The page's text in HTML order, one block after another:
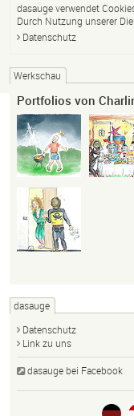
dasauge verwendet
Durch Nutzung unserer
Datenschutz
Werkschau
Portfolios von
dasauge
Datenschutz
Link zu uns
dasauge bei Facebook